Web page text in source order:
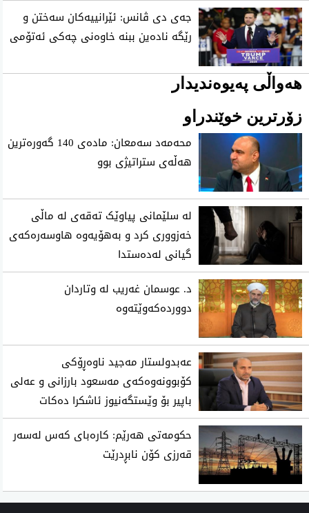
جەی دی ڤانس: ئێرانییەکان سەختن و
رێگە نادەین ببنە خاوەنی چەکی ئەتۆمی
هەواڵی پەیوەندیدار
زۆرترین خوێندراو
محه‌مه‌د سه‌معان: ماده‌ی 140 گه‌وره‌ترین
هه‌ڵه‌ی ستراتیژی‌ بوو
لە سلێمانی پیاوێک تەقەی لە ماڵی
خەزووری کرد و بەهۆیەوە هاوسەرەکەی
گیانی لەدەستدا
د. عوسمان غەریب لە وتاردان
دووردەکەوێتەوە
عەبدولستار مەجید ناوەڕۆكی
كۆبوونەوەكەی مەسعود بارزانی و عەلی
باپیر بۆ وێستگەنیوز ئاشكرا دەكات
حکومەتی هەرێم: کارەبای کەس لەسەر
قەرزی کۆن نابڕدرێت